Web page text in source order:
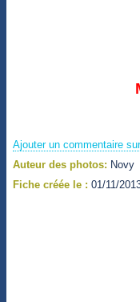
Ajouter un commentaire
Auteur des photos: Novy
Fiche créée le : 01/11/